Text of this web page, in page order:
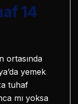
14
ortasında
yemek
tuhaf
mı yoksa